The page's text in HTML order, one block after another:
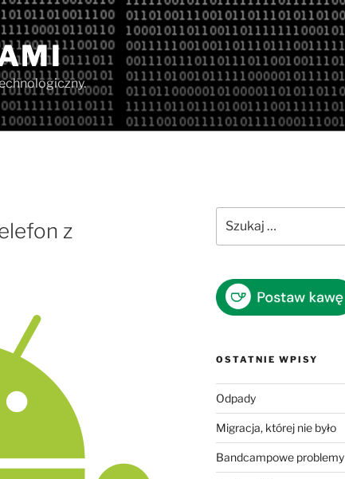
z
OSTATNIE WPISY
Odpady
Migracja, której nie było
Bandcampowe problemy